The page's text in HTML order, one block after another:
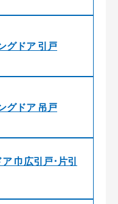
グドア 引戸
グドア 吊戸
巾広引戸･片引